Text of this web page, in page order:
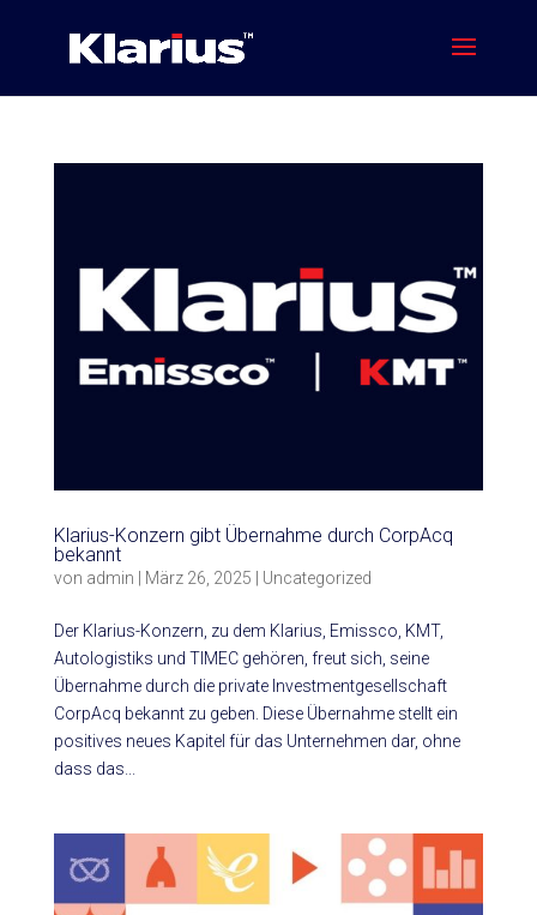
Klarius-Konzern gibt Übernahme durch CorpAcq
bekannt
von admin März 26, 2025 Uncategorized
Der Klarius-Konzern, zu dem Klarius, Emissco, KMT,
Autologistiks und TIMEC gehören, freut sich, seine
Übernahme durch die private Investmentgesellschaft
CorpAcq bekannt zu geben. Diese Übernahme stellt ein
positives neues Kapitel für das Unternehmen dar, ohne
dass das...